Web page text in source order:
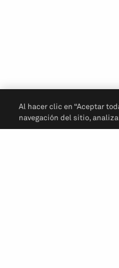
Al hacer clic en “Aceptar
navegación del sitio,